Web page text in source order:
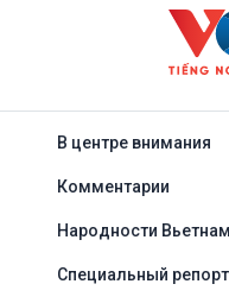
В центре внимания
Комментарии
Народности
Специальный